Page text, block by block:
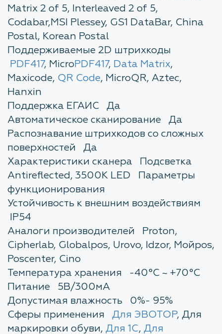
Matrix 2 of 5, Interleaved 2 of 5,
Codabar,MSI Plessey, GS1 DataBar, China
Postal, Korean Postal
Поддерживаемые 2D штрихкоды
PDF417, Micro PDF417, Data Matrix,
Maxicode, QR Code, MicroQR, Aztec,
Hanxin
Поддержка ЕГАИС Да
Автоматическое сканирование Да
Распознавание штрихкодов со сложных
поверхностей Да
Характеристики сканера Подсветка
Antireflected, 3500К LED Параметры
функционирования
Устойчивость к внешним воздействиям
IP54
Аналоги производителей Proton,
Cipherlab, Globalpos, Urovo, Idzor, Мойpos,
Poscenter, Cino
Температура хранения -40°С ~ +70°С
Питание 5В/300мА
Допустимая влажность 0%- 95%
Сферы применения Для ЭВОТОР, Для
маркировки обуви, Для 1С, Для